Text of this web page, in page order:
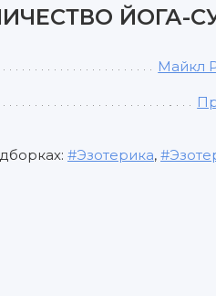
ЙОГА-
Майкл
Эзотерика,